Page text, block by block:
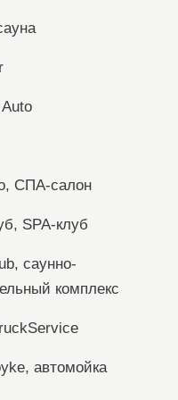
СПА-салон
SPA-клуб
саунно-
комплекс
автомойка